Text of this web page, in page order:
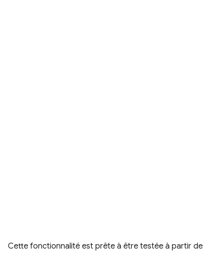
Cette fonctionnalité est prête à être testée à partir de